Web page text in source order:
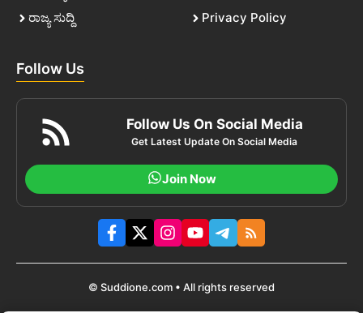
ರಾಜ್ಯ ಸುದ್ದಿ
Privacy Policy
Follow Us
Follow Us On Social Media
Get Latest Update On Social Media
Join Now
© Suddione.com • All rights reserved